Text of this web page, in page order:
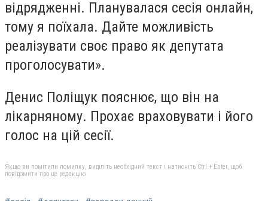
відрядженні. Планувалася сесія онлайн,
тому я поїхала. Дайте можливість
реалізувати своє право як депутата
проголосувати».
Денис Поліщук пояснює, що він на
лікарняному. Прохає враховувати і його
голос на цій сесії.
Якщо ви помітили помилку, виділіть необхідний текст і натисніть Ctrl + Enter, щоб
повідомити про це редакцію